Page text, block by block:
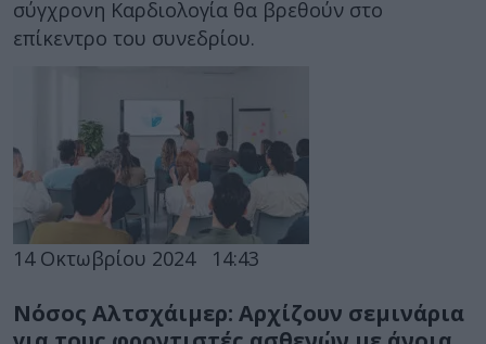
σύγχρονη Καρδιολογία θα βρεθούν στο
επίκεντρο του συνεδρίου.
14 Οκτωβρίου 2024 14:43
Νόσος Αλτσχάιμερ: Αρχίζουν σεμινάρια